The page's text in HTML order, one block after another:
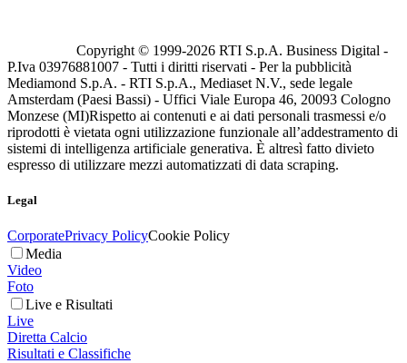
Copyright © 1999-2026 RTI S.p.A. Business Digital -
P.Iva 03976881007 - Tutti i diritti riservati - Per la pubblicità
Mediamond S.p.A. - RTI S.p.A., Mediaset N.V., sede legale
Amsterdam (Paesi Bassi) - Uffici Viale Europa 46, 20093 Cologno
Monzese (MI)Rispetto ai contenuti e ai dati personali trasmessi e/o
riprodotti è vietata ogni utilizzazione funzionale all’addestramento di
sistemi di intelligenza artificiale generativa. È altresì fatto divieto
espresso di utilizzare mezzi automatizzati di data scraping.
Legal
CorporatePrivacy PolicyCookie Policy
Media
Video
Foto
Live e Risultati
Live
Diretta Calcio
Risultati e Classifiche